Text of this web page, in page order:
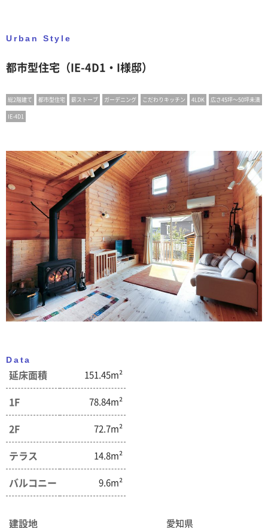
Urban Style
都市型住宅（IE-4D1・I様邸）
総2階建て 都市型住宅 薪ストーブ ガーデニング こだわりキッチン 4LDK 広さ45坪〜50坪未満
IE-4D1
Data
延床面積 151.45m²
1F 78.84m²
2F 72.7m²
テラス 14.8m²
バルコニー 9.6m²
建設地 愛知県